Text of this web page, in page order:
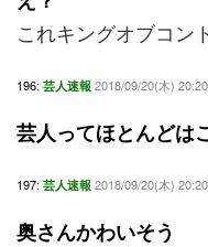
これキングオブコン
196: 芸人速報 2018/09/20(木)
芸人ってほとんどは
197: 芸人速報 2018/09/20(木)
奥さんかわいそう